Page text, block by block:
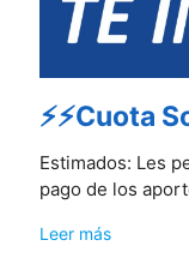
⚡⚡Cuota
Estimados: Les
pago de los
Leer más